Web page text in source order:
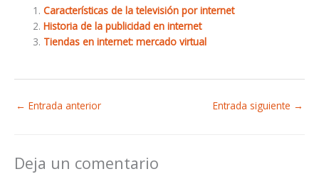
Características de la televisión por internet
Historia de la publicidad en internet
Tiendas en internet: mercado virtual
← Entrada anterior Entrada siguiente →
Deja un comentario